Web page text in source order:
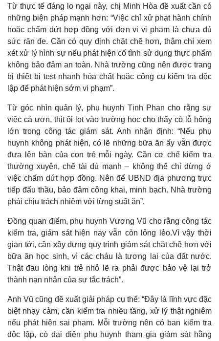
Từ thực tế đáng lo ngại này, chị Minh Hòa đề xuất cần có
những biện pháp mạnh hơn: “Việc chỉ xử phạt hành chính
hoặc chấm dứt hợp đồng với đơn vị vi phạm là chưa đủ
sức răn đe. Cần có quy định chặt chẽ hơn, thậm chí xem
xét xử lý hình sự nếu phát hiện cố tình sử dụng thực phẩm
không bảo đảm an toàn. Nhà trường cũng nên được trang
bị thiết bị test nhanh hóa chất hoặc công cụ kiểm tra độc
lập để phát hiện sớm vi phạm”.
Từ góc nhìn quản lý, phụ huynh Tịnh Phan cho rằng sự
việc cá ươn, thịt ôi lọt vào trường học cho thấy có lỗ hổng
lớn trong công tác giám sát. Anh nhận định: “Nếu phụ
huynh không phát hiện, có lẽ những bữa ăn ấy vẫn được
đưa lên bàn của con trẻ mỗi ngày. Cần cơ chế kiểm tra
thường xuyên, chế tài đủ mạnh – không thể chỉ dừng ở
việc chấm dứt hợp đồng. Nên để UBND địa phương trực
tiếp đấu thầu, bảo đảm công khai, minh bạch. Nhà trường
phải chịu trách nhiệm với từng suất ăn”.
Đồng quan điểm, phụ huynh Vương Vũ cho rằng công tác
kiểm tra, giám sát hiện nay vẫn còn lỏng lẻo.Vì vậy thời
gian tới, cần xây dựng quy trình giám sát chặt chẽ hơn với
bữa ăn học sinh, vì các cháu là tương lai của đất nước.
Thật đau lòng khi trẻ nhỏ lẽ ra phải được bảo vệ lại trở
thành nạn nhân của sự tắc trách”.
Anh Vũ cũng đề xuất giải pháp cụ thể: “Đây là lĩnh vực đặc
biệt nhạy cảm, cần kiểm tra nhiều tầng, xử lý thật nghiêm
nếu phát hiện sai phạm. Mỗi trường nên có ban kiểm tra
độc lập, có đại diện phụ huynh tham gia giám sát hằng